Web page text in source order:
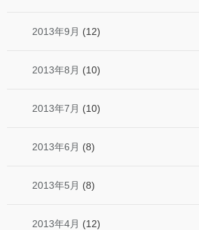
2013年9月 (12)
2013年8月 (10)
2013年7月 (10)
2013年6月 (8)
2013年5月 (8)
2013年4月 (12)